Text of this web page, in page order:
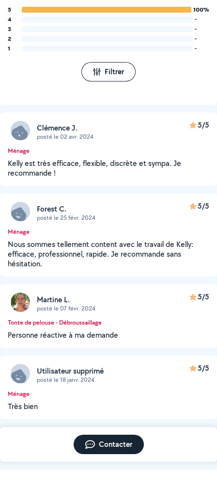
5
100%
4
-
3
-
2
-
1
-
Filtrer
Clémence J.
posté le 02 avr. 2024
5/5
Ménage
Kelly est très efficace, flexible, discrète et sympa. Je
recommande !
Forest C.
posté le 25 févr. 2024
5/5
Ménage
Nous sommes tellement content avec le travail de Kelly:
efficace, professionnel, rapide. Je recommande sans
hésitation.
Martine L.
posté le 07 févr. 2024
5/5
Tonte de pelouse - Débroussaillage
Personne réactive à ma demande
Utilisateur supprimé
posté le 18 janv. 2024
5/5
Ménage
Très bien
Contacter